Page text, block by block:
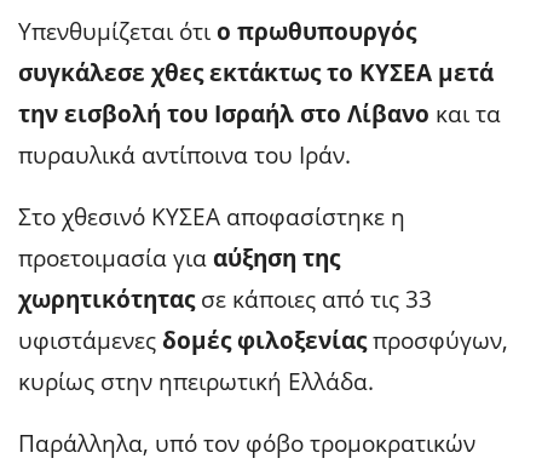
Υπενθυμίζεται ότιο πρωθυπουργός
συγκάλεσε χθες εκτάκτως το ΚΥΣΕΑ μετά
την εισβολή του Ισραήλ στο Λίβανο και τα
πυραυλικά αντίποινα του Ιράν.
Στο χθεσινό ΚΥΣΕΑ αποφασίστηκε η
προετοιμασία γιααύξηση της
χωρητικότηταςσε κάποιες από τις 33
υφιστάμενες δομές φιλοξενίαςπροσφύγων,
κυρίως στην ηπειρωτική Ελλάδα.
Παράλληλα, υπό τον φόβο τρομοκρατικών